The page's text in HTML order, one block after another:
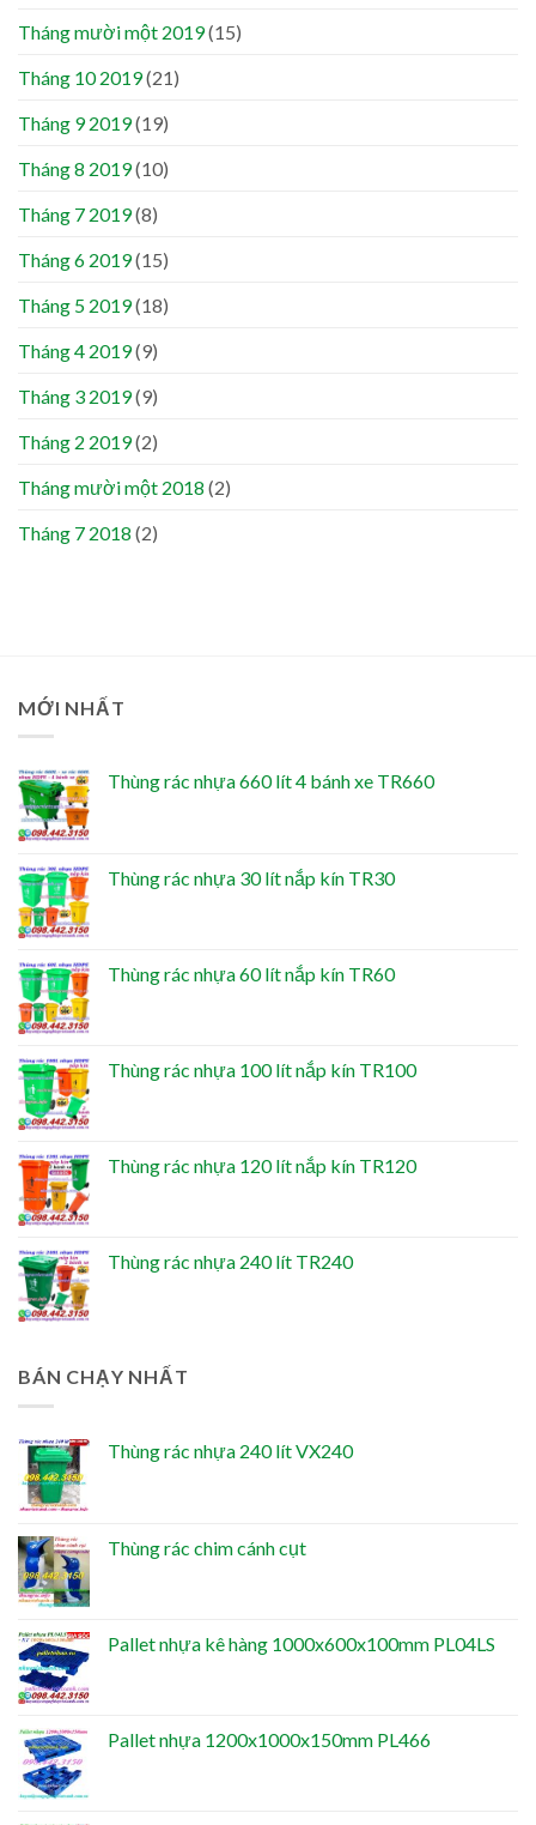
Tháng mười một 2019(15)
Tháng 10 2019(21)
Tháng 9 2019(19)
Tháng 8 2019(10)
Tháng 7 2019(8)
Tháng 6 2019(15)
Tháng 5 2019(18)
Tháng 4 2019(9)
Tháng 3 2019(9)
Tháng 2 2019(2)
Tháng mười một 2018 (2)
Tháng 7 2018 (2)
MỚI NHẤT
Thùng rác nhựa 660 lít 4 bánh xe TR660
Thùng rác nhựa 30 lít nắp kín TR30
Thùng rác nhựa 60 lít nắp kín TR60
Thùng rác nhựa 100 lít nắp kín TR100
Thùng rác nhựa 120 lít nắp kín TR120
Thùng rác nhựa 240 lít TR240
BÁN CHẠY NHẤT
Thùng rác nhựa 240 lít VX240
Thùng rác chim cánh cụt
Pallet nhựa kê hàng 1000x600x100mm PL04LS
Pallet nhựa 1200x1000x150mm PL466